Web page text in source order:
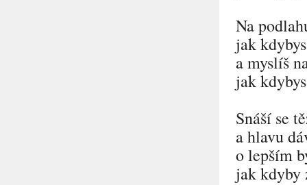
Na
jak
a myslíš
jak
Snáší se
a hlavu
o lepším
jak